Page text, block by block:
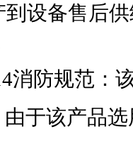
设备售后
消防规范：
于该产品